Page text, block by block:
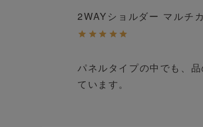
2WAYショルダー マルチ
パネルタイプの中でも、
ています。